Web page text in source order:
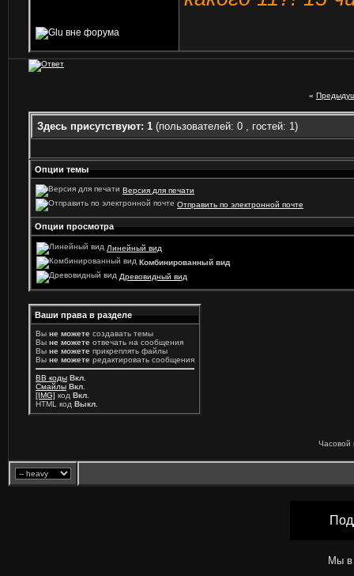
«
Здесь присутствуют: 1 (пользователей: 0 , гостей: 1)
Опции темы
Версия для печати
Отправить по электронной почте
Опции просмотра
Линейный вид
Комбинированный вид
Древовидный вид
Ваши права в разделе
Вы не можете создавать темы
Вы не можете отвечать на сообщения
Вы не можете прикреплять файлы
Вы не можете редактировать сообщения
BB коды Вкл.
Смайлы Вкл.
[IMG] код Вкл.
HTML код Выкл.
Часовой
Мы в